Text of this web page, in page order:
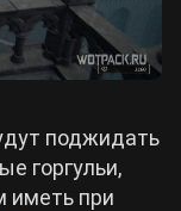
поджидать
горгульи,
иметь при